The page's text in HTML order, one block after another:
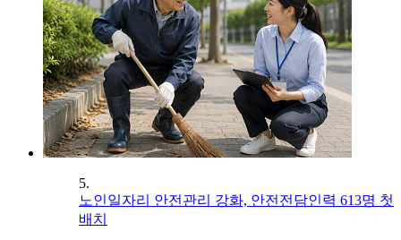
5.
노인일자리 안전관리 강화, 안전전담인력 613명 첫
배치